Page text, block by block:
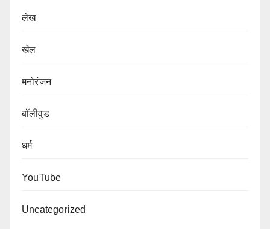
लेख
खेल
मनोरंजन
बॉलीवुड
धर्म
YouTube
Uncategorized